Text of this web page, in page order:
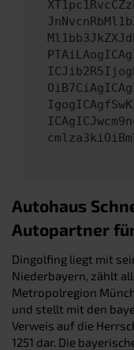
Autohaus
Autopartner
Dingolfing liegt mit
Niederbayern, zählt
Metropolregion
und stellt mit den
Verweis auf die
1251 dar. Die